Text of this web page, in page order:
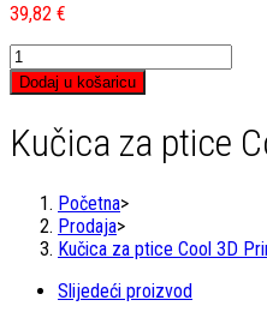
39,82 €
Kučica
za
ptice
3D
količina
Dodaj u košaricu
Kučica za ptice
Početna>
Prodaja>
Kučica za ptice Cool 3D
Slijedeći proizvod